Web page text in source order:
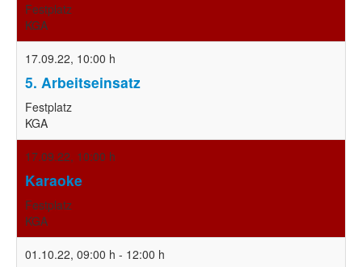
Festplatz
KGA
17.09.22, 10:00 h
5. Arbeitseinsatz
Festplatz
KGA
17.09.22, 10:00 h
Karaoke
Festplatz
KGA
01.10.22, 09:00 h - 12:00 h